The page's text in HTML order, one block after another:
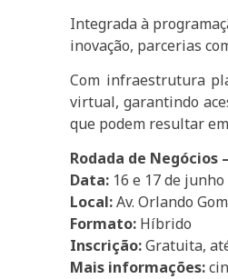
Integrada à
inovação, parcerias
Com infraestrutura
virtual, garantindo
que podem resultar
Rodada de Negócios
Data: 16 e 17 de junho
Local:Av. Orlando
Formato: Híbrido
Inscrição:Gratuita,
Mais informações: